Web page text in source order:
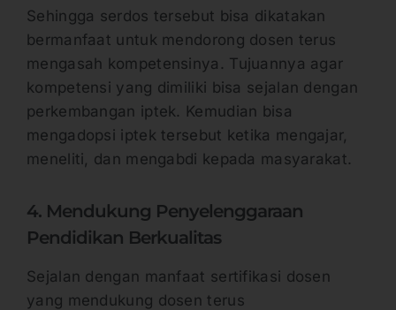
Sehingga serdos tersebut bisa dikatakan
bermanfaat untuk mendorong dosen terus
mengasah kompetensinya. Tujuannya agar
kompetensi yang dimiliki bisa sejalan dengan
perkembangan iptek. Kemudian bisa
mengadopsi iptek tersebut ketika mengajar,
meneliti, dan mengabdi kepada masyarakat.
4. Mendukung Penyelenggaraan
Pendidikan Berkualitas
Sejalan dengan manfaat sertifikasi dosen
yang mendukung dosen terus